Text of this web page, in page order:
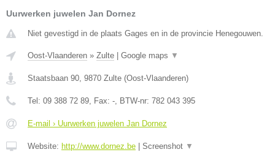
Uurwerken juwelen Jan Dornez
Niet gevestigd in de plaats Gages en in de provincie Henegouwen.
Oost-Vlaanderen » Zulte Google maps ▼
Staatsbaan 90, 9870 Zulte (Oost-Vlaanderen)
Tel: 09 388 72 89, Fax: -, BTW-nr: 782 043 395
E-mail › Uurwerken juwelen Jan Dornez
Website: http://www.dornez.be Screenshot ▼